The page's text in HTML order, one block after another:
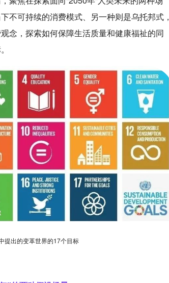
不可持续的消费模式、另一种则是乌托邦式，
念，探索如何保障生活质量和健康福祉的同
提出的变革世界的17个目标